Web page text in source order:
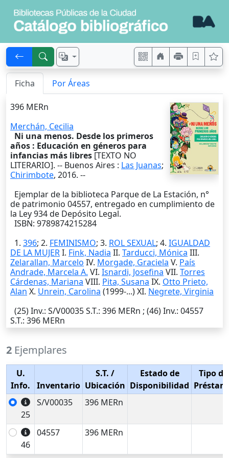
Ficha Por Áreas
396 MERn
Merchán, Cecilia
Ni una menos. Desde los primeros
años : Educación en géneros para
infancias más libres [TEXTO NO
LITERARIO]. -- Buenos Aires : Las Juanas;
Chirimbote, 2016. --
Ejemplar de la biblioteca Parque de La Estación, n°
de patrimonio 04557, entregado en cumplimiento de
la Ley 934 de Depósito Legal.
ISBN: 9789874215284
1. 396; 2. FEMINISMO; 3. ROL SEXUAL; 4. IGUALDAD
DE LA MUJERI. Fink, Nadia II. Tarducci, Mónica III.
Zelarallan, Marcelo IV. Morgade, Graciela V. País
Andrade, Marcela A. VI. Isnardi, Josefina VII. Torres
Cárdenas, Mariana VIII. Pita, Susana IX. Otto Prieto,
Alan X. Unrein, Carolina (1999-...) XI. Negrete, Virginia
(25)Inv.: S/V00035S.T.: 396 MERn ; (46)Inv.: 04557
S.T.: 396 MERn
2 Ejemplares
U.
Info.
Inventario
S.T. /
Ubicación
Estado de
Disponibilidad
Tipo de
25
S/V00035 396 MERn
46
04557 396 MERn